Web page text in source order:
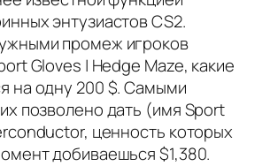
энтузиастов CS2.
промеж игроков
Gloves | Hedge Maze, какие
на одну 200 $. Самыми
позволено дать (имя Sport
ценность которых
добиваешься $1,380.